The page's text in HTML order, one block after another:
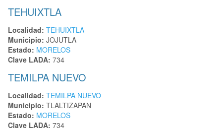
TEHUIXTLA
Localidad: TEHUIXTLA
Municipio: JOJUTLA
Estado: MORELOS
Clave LADA: 734
TEMILPA NUEVO
Localidad: TEMILPA NUEVO
Municipio: TLALTIZAPAN
Estado: MORELOS
Clave LADA: 734